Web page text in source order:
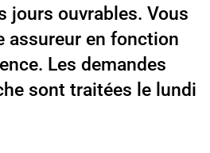
jours ouvrables. Vous
assureur en fonction
Les demandes
sont traitées le lundi